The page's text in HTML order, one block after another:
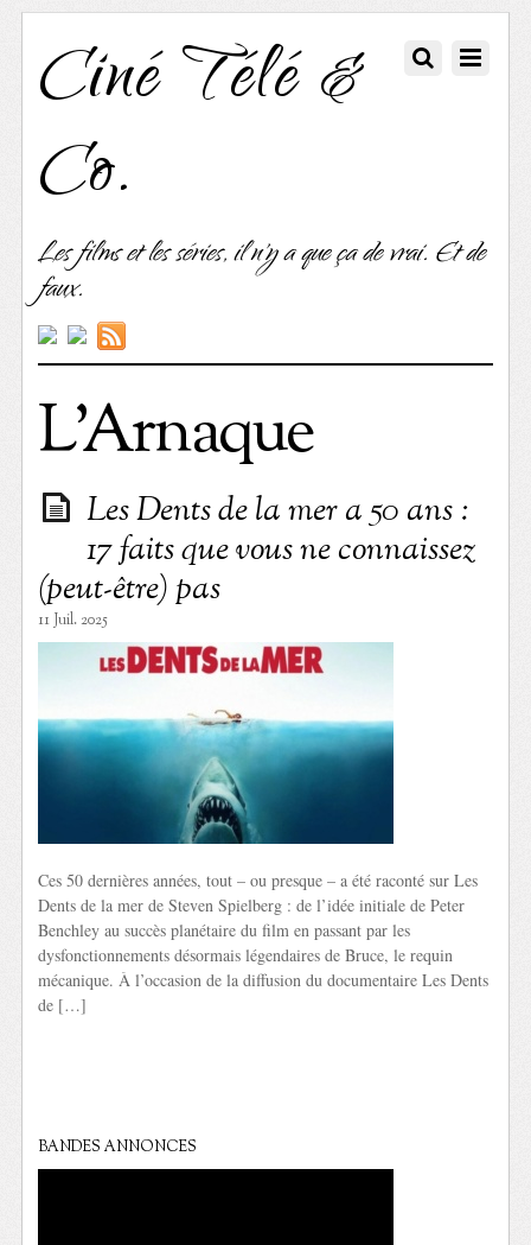
Ciné Télé &
Co.
Les films et les séries, il n'y a que ça de vrai. Et de
faux.
L’Arnaque
Les Dents de la mer a 50 ans :
17 faits que vous ne connaissez
(peut-être) pas
11 Juil. 2025
Ces 50 dernières années, tout – ou presque – a été raconté sur Les
Dents de la mer de Steven Spielberg : de l’idée initiale de Peter
Benchley au succès planétaire du film en passant par les
dysfonctionnements désormais légendaires de Bruce, le requin
mécanique. À l’occasion de la diffusion du documentaire Les Dents
de […]
BANDES ANNONCES